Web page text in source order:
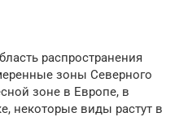
распространения
зоны Северного
зоне в Европе, в
некоторые виды растут в